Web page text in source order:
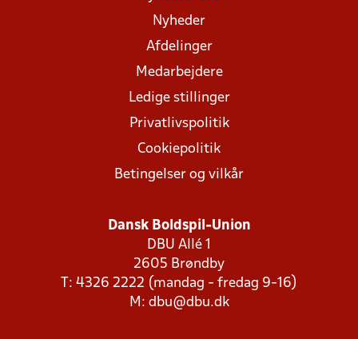
Nyheder
Afdelinger
Medarbejdere
Ledige stillinger
Privatlivspolitik
Cookiepolitik
Betingelser og vilkår
Dansk Boldspil-Union
DBU Allé 1
2605 Brøndby
T: 4326 2222 (mandag - fredag 9-16)
M: dbu@dbu.dk